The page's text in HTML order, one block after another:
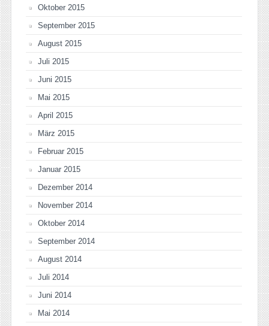
Oktober 2015
September 2015
August 2015
Juli 2015
Juni 2015
Mai 2015
April 2015
März 2015
Februar 2015
Januar 2015
Dezember 2014
November 2014
Oktober 2014
September 2014
August 2014
Juli 2014
Juni 2014
Mai 2014